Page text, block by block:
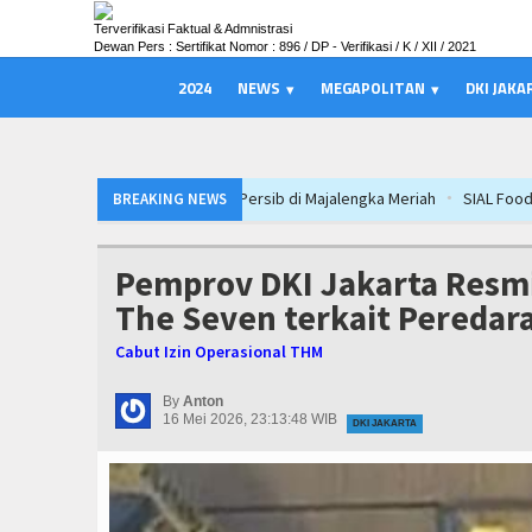
Terverifikasi Faktual & Admnistrasi
Dewan Pers : Sertifikat Nomor : 896 / DP - Verifikasi / K / XII / 2021
2024 NEWS MEGAPOLITAN DKI
BREAKING NEWS SIAL Food & Drinks Indonesia 2026
Ateng Sutisna Satukan Ribuan
PTPN I Ubah Aset Jadi Mesin
Bupati Majalengka Ajak Ribuan
Munjirin Panen Padi Ciherang di
Pemprov DKI Jakarta
The Seven terkait
Cabut Izin Operasional THM
By Anton
16 Mei 2026, 23:13:48 WIB
DKI JAKARTA